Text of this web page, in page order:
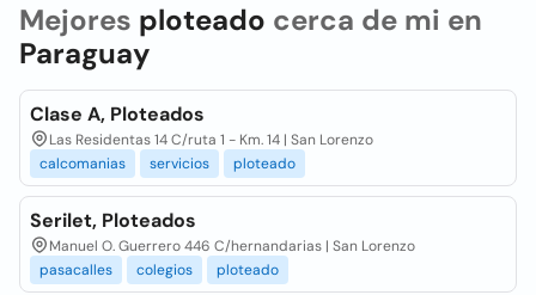
Mejores ploteado cerca de mi en
Paraguay
Clase A, Ploteados
Las Residentas 14 C/ruta 1 - Km. 14 | San Lorenzo
calcomanias
servicios ploteado
Serilet, Ploteados
Manuel O. Guerrero 446 C/hernandarias | San Lorenzo
pasacalles
colegios ploteado